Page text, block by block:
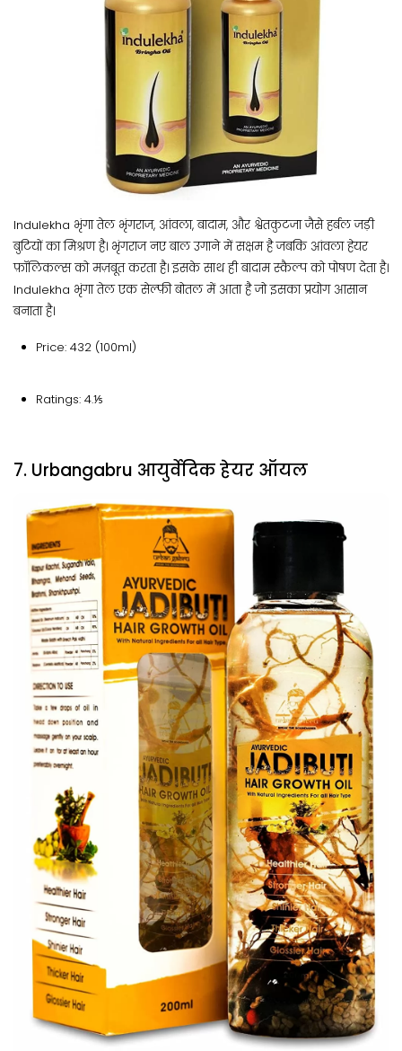
Indulekha भृंगा तेल भृंगराज, आंवला, बादाम, और श्वेतकुटजा जैसे हर्बल जड़ी
बुटियों का मिश्रण है। भृंगराज नए बाल उगाने में सक्षम है जबकि आंवला हेयर
फ़ॉलिकल्स को मज़बूत करता है। इसके साथ ही बादाम स्कैल्प को पोषण देता है।
Indulekha भृंगा तेल एक सेल्फ़ी बोतल में आता है जो इसका प्रयोग आसान
बनाता है।
Price: 432 (100ml)
Ratings: 4.⅕
7. Urbangabru आयुर्वेदिक हेयर ऑयल